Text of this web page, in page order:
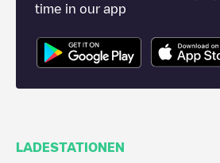
time in our app
LADESTATIONEN